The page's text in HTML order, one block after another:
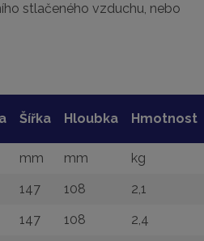
stlačeného vzduchu, nebo
Šířka Hloubka Hmotnost
mm mm
kg
147 108
2,1
147 108
2,4